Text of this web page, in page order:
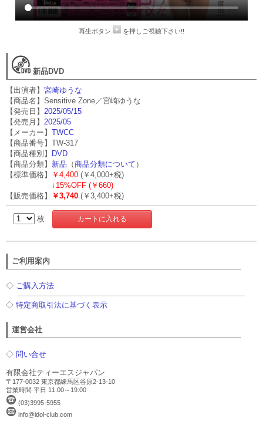
再生ボタン を押しご視聴下さい!!
新品DVD
【出演者】宮崎ゆうな
【商品名】Sensitive Zone／宮崎ゆうな
【発売日】 2025/05/15
【発売月】 2025/05
【メーカー】TWCC
【商品番号】TW-317
【商品種別】 DVD
【商品分類】 新品 （商品分類について ）
【標準価格】
￥4,400 (￥4,000+税)
↓ 15%OFF (￥660)
【販売価格】
￥3,740 (￥3,400+税)
枚
ご利用案内
◇ ご購入方法
◇特定商取引法に基づく表示
運営会社
◇ 問い合せ
有限会社ティーエスジャパン
〒177-0032 東京都練馬区谷原2-13-10
営業時間 平日 11:00～19:00
(03)3995-5955
info@idol-club.com